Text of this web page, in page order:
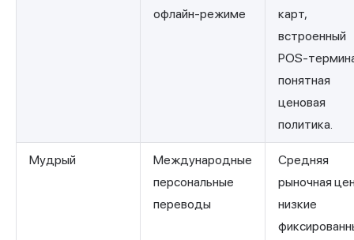
офлайн-режиме
карт,
встроенный
POS-
понятная
ценовая
политика.
Мудрый
Международные
персональные
переводы
Средняя
рыночная
низкие